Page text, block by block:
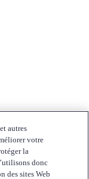
autres
votre
la
donc
des sites Web